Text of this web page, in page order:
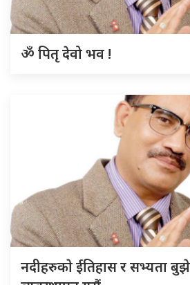
ॐ पितृ देवो भव !
नदीहरुकाे ईतिहास र सभ्यता